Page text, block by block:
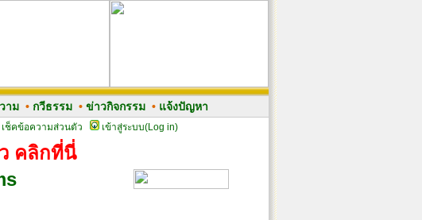
าม• กวีธรรม• ข่าวกิจกรรม• แจ้งปัญหา
เช็คข้อความส่วนตัว เข้าสู่ระบบ(Log in)
คลิกที่นี่